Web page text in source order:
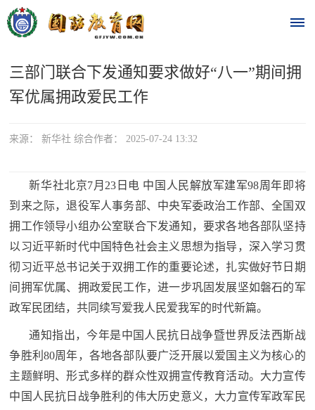
首
时
闻
时
政
要
闻
热
点
追
踪
国
防
三部门联合下发通知要求做好“八一”期间拥
军优属拥政爱民工作
来源： 新华社 综合作者： 2025-07-24 13:32
新华社北京7月23日电 中国人民解放军建军98周年即将
到来之际，退役军人事务部、中央军委政治工作部、全国双
拥工作领导小组办公室联合下发通知，要求各地各部队坚持
以习近平新时代中国特色社会主义思想为指导，深入学习贯
彻习近平总书记关于双拥工作的重要论述，扎实做好节日期
间拥军优属、拥政爱民工作，进一步巩固发展坚如磐石的军
政军民团结，共同续写爱我人民爱我军的时代新篇。
通知指出，今年是中国人民抗日战争暨世界反法西斯战
争胜利80周年，各地各部队要广泛开展以爱国主义为核心的
主题鲜明、形式多样的群众性双拥宣传教育活动。大力宣传
中国人民抗日战争胜利的伟大历史意义，大力宣传军政军民